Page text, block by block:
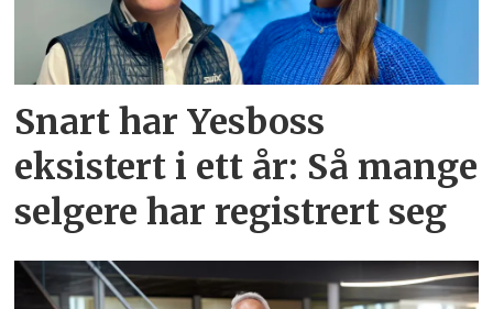
Snart har Yesboss
eksistert i ett år: Så mange
selgere har registrert seg